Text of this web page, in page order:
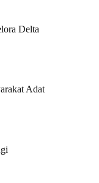
Delta
Adat